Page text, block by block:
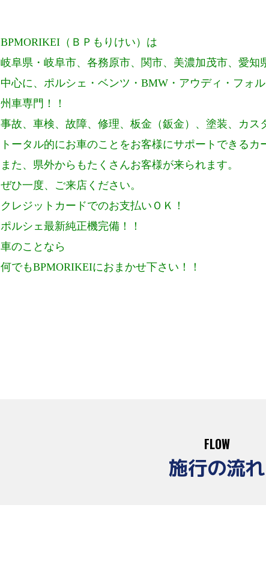
BPMORIKEI （ＢＰもりけい）は
岐阜県・岐阜市、各務原市、関市、美濃加茂市、愛
中心に、ポルシェ・ベンツ・ BMW ・アウディ・フォ
州車専門！！
事故、車検、故障、修理、板金（鈑金）、塗装、カス
トータル的にお車のことをお客様にサポートできるカ
また、県外からもたくさんお客様が来られます。
ぜひ一度、ご来店ください。
クレジットカードでのお支払いＯＫ！
ポルシェ最新純正機完備！！
車のことなら
何でもBPMORIKEIにおまかせ下さい！！
FLOW
施行の流れ